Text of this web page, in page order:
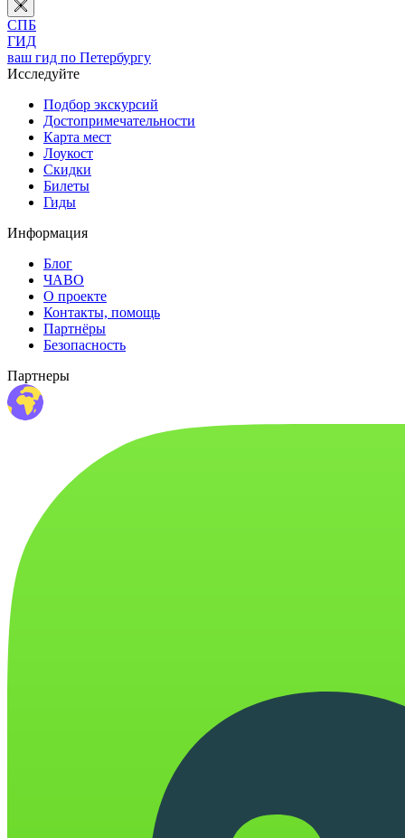
СПБ
ГИД
ваш гид по Петербургу
Исследуйте
Подбор экскурсий
Достопримечательности
Карта мест
Лоукост
Скидки
Билеты
Гиды
Информация
Блог
ЧАВО
О проекте
Контакты, помощь
Партнёры
Безопасность
Партнеры